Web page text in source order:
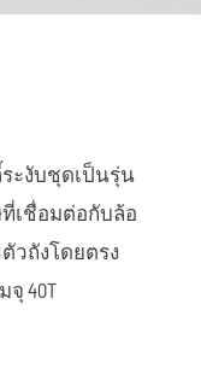
ระงับชุดเป็นรุ่น
เชื่อมต่อกับล้อ
วถังโดยตรง
40T